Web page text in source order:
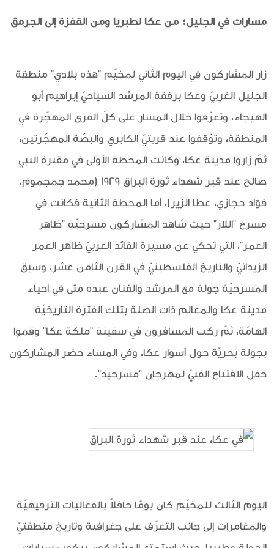
مسارات في الجليل؛ من عكا لطبريا ومن القفزة إلى الجرمق
زار المشاركون في اليوم الثاني لمخيّم "هذه بلادي" منطقة
الجليل الغربيّ وعكا برفقة المرشد السياحيّ إبراهيم أبو
الهيجاء، وتعرّفوا خلال المسار على كلّ القرى المهجّرة في
المنطقة، وتوّقفوا عند قريتيّ الكابري والبصّة المهجّرتين،
ثمّ زاروا مدينة عكا، وكانت المحطة الأولى في مقبرة النبي
صالح عند قبر شهداء ثورة البراق 1929 (محمد جمجموم،
فؤاد حجازي، عطا الزير)، أما المحطة الثانية فكانت في
مسرح "اللاز" حيث شاهد المشاركون مسرحيّة "ظاهر
العمر"، التي تحكي عن مسيرة القائد العربيّ ظاهر العمر
الزيدانيّ والتاريخ الفلسطينيّ في القرن الثامن عشر، وسبق
المسرحيّة جولة مع المرشد والفنان عبده متى في أحياء
مدينة عكا والمعالم ذات الصلة بتلك الفترة التاريخيّة
الهامّة، ثمّ ركب المسافرون في سفينة "ملكة عكا" وقموا
بجولة بحريّة حول أسوار عكا، وفي المساء حضر المشاركون
حفل الافتتاح الفنيّ لمهرجان "مسرحيد".
اليوم الثالث للمخيّم كان يومًا حافلاً بالفعاليات الترفيهيّة
والمغامرات إلى جانب التعرّف على جغرافية وتاريخ منطقتيّ